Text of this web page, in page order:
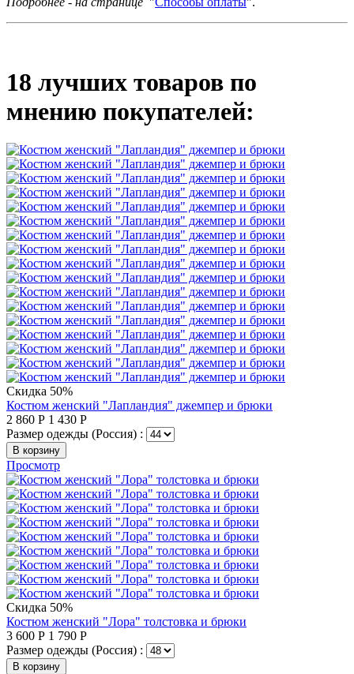
18 лучших товаров по
мнению покупателей:
Скидка 50%
Костюм женский "Лапландия" джемпер и брюки
2 860 Р 1 430 Р
Размер одежды (Россия) :
В корзину
Просмотр
Скидка 50%
Костюм женский "Лора" толстовка и брюки
3 600 Р 1 790 Р
Размер одежды (Россия) :
В корзину